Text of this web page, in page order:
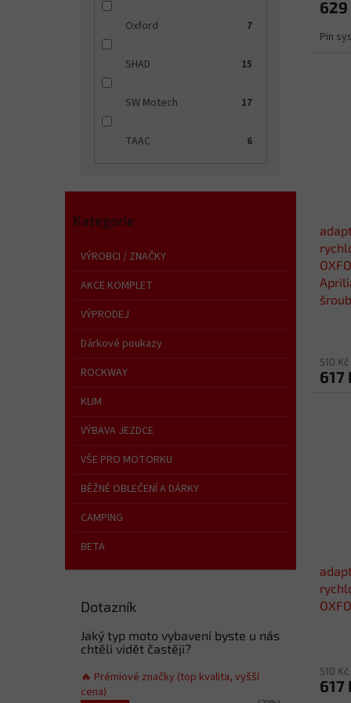
Oxford 7
SHAD 15
SW Motech 17
TAAC 6
kategorie
Kategorie
VÝROBCI / ZNAČKY
AKCE KOMPLET
VÝPRODEJ
Dárkové poukazy
ROCKWAY
KLIM
VÝBAVA JEZDCE
VŠE PRO MOTORKU
BĚŽNÉ OBLEČENÍ A DÁRKY
CAMPING
BETA
Dotazník
Jaký typ moto vybavení byste u nás
chtěli vidět častěji?
🔥 Prémiové značky (top kvalita, vyšší
cena)
629
Pin
510
617
510
617